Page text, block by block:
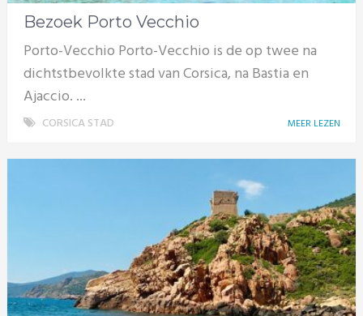
Bezoek Porto Vecchio
Porto-Vecchio Porto-Vecchio is de op twee na
dichtstbevolkte stad van Corsica, na Bastia en
Ajaccio. ...
CORSICA STAD MEER LEZEN